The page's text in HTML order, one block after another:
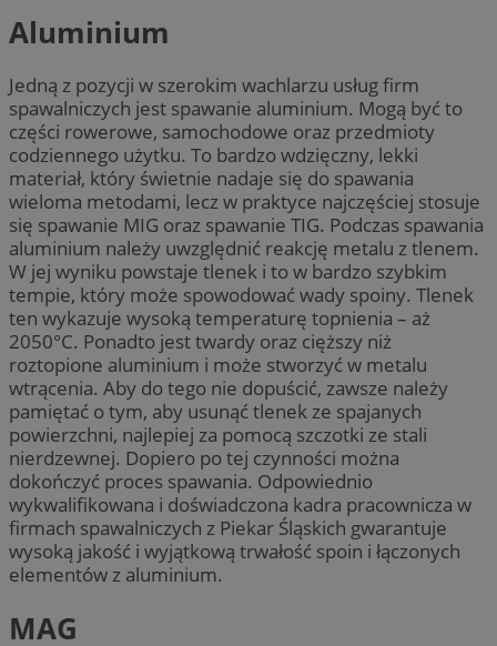
Aluminium
Jedną z pozycji w szerokim wachlarzu usług firm
spawalniczych jest spawanie aluminium. Mogą być to
części rowerowe, samochodowe oraz przedmioty
codziennego użytku. To bardzo wdzięczny, lekki
materiał, który świetnie nadaje się do spawania
wieloma metodami, lecz w praktyce najczęściej stosuje
się spawanie MIG oraz spawanie TIG. Podczas spawania
aluminium należy uwzględnić reakcję metalu z tlenem.
W jej wyniku powstaje tlenek i to w bardzo szybkim
tempie, który może spowodować wady spoiny. Tlenek
ten wykazuje wysoką temperaturę topnienia – aż
2050°C. Ponadto jest twardy oraz cięższy niż
roztopione aluminium i może stworzyć w metalu
wtrącenia. Aby do tego nie dopuścić, zawsze należy
pamiętać o tym, aby usunąć tlenek ze spajanych
powierzchni, najlepiej za pomocą szczotki ze stali
nierdzewnej. Dopiero po tej czynności można
dokończyć proces spawania. Odpowiednio
wykwalifikowana i doświadczona kadra pracownicza w
firmach spawalniczych z Piekar Śląskich gwarantuje
wysoką jakość i wyjątkową trwałość spoin i łączonych
elementów z aluminium.
MAG